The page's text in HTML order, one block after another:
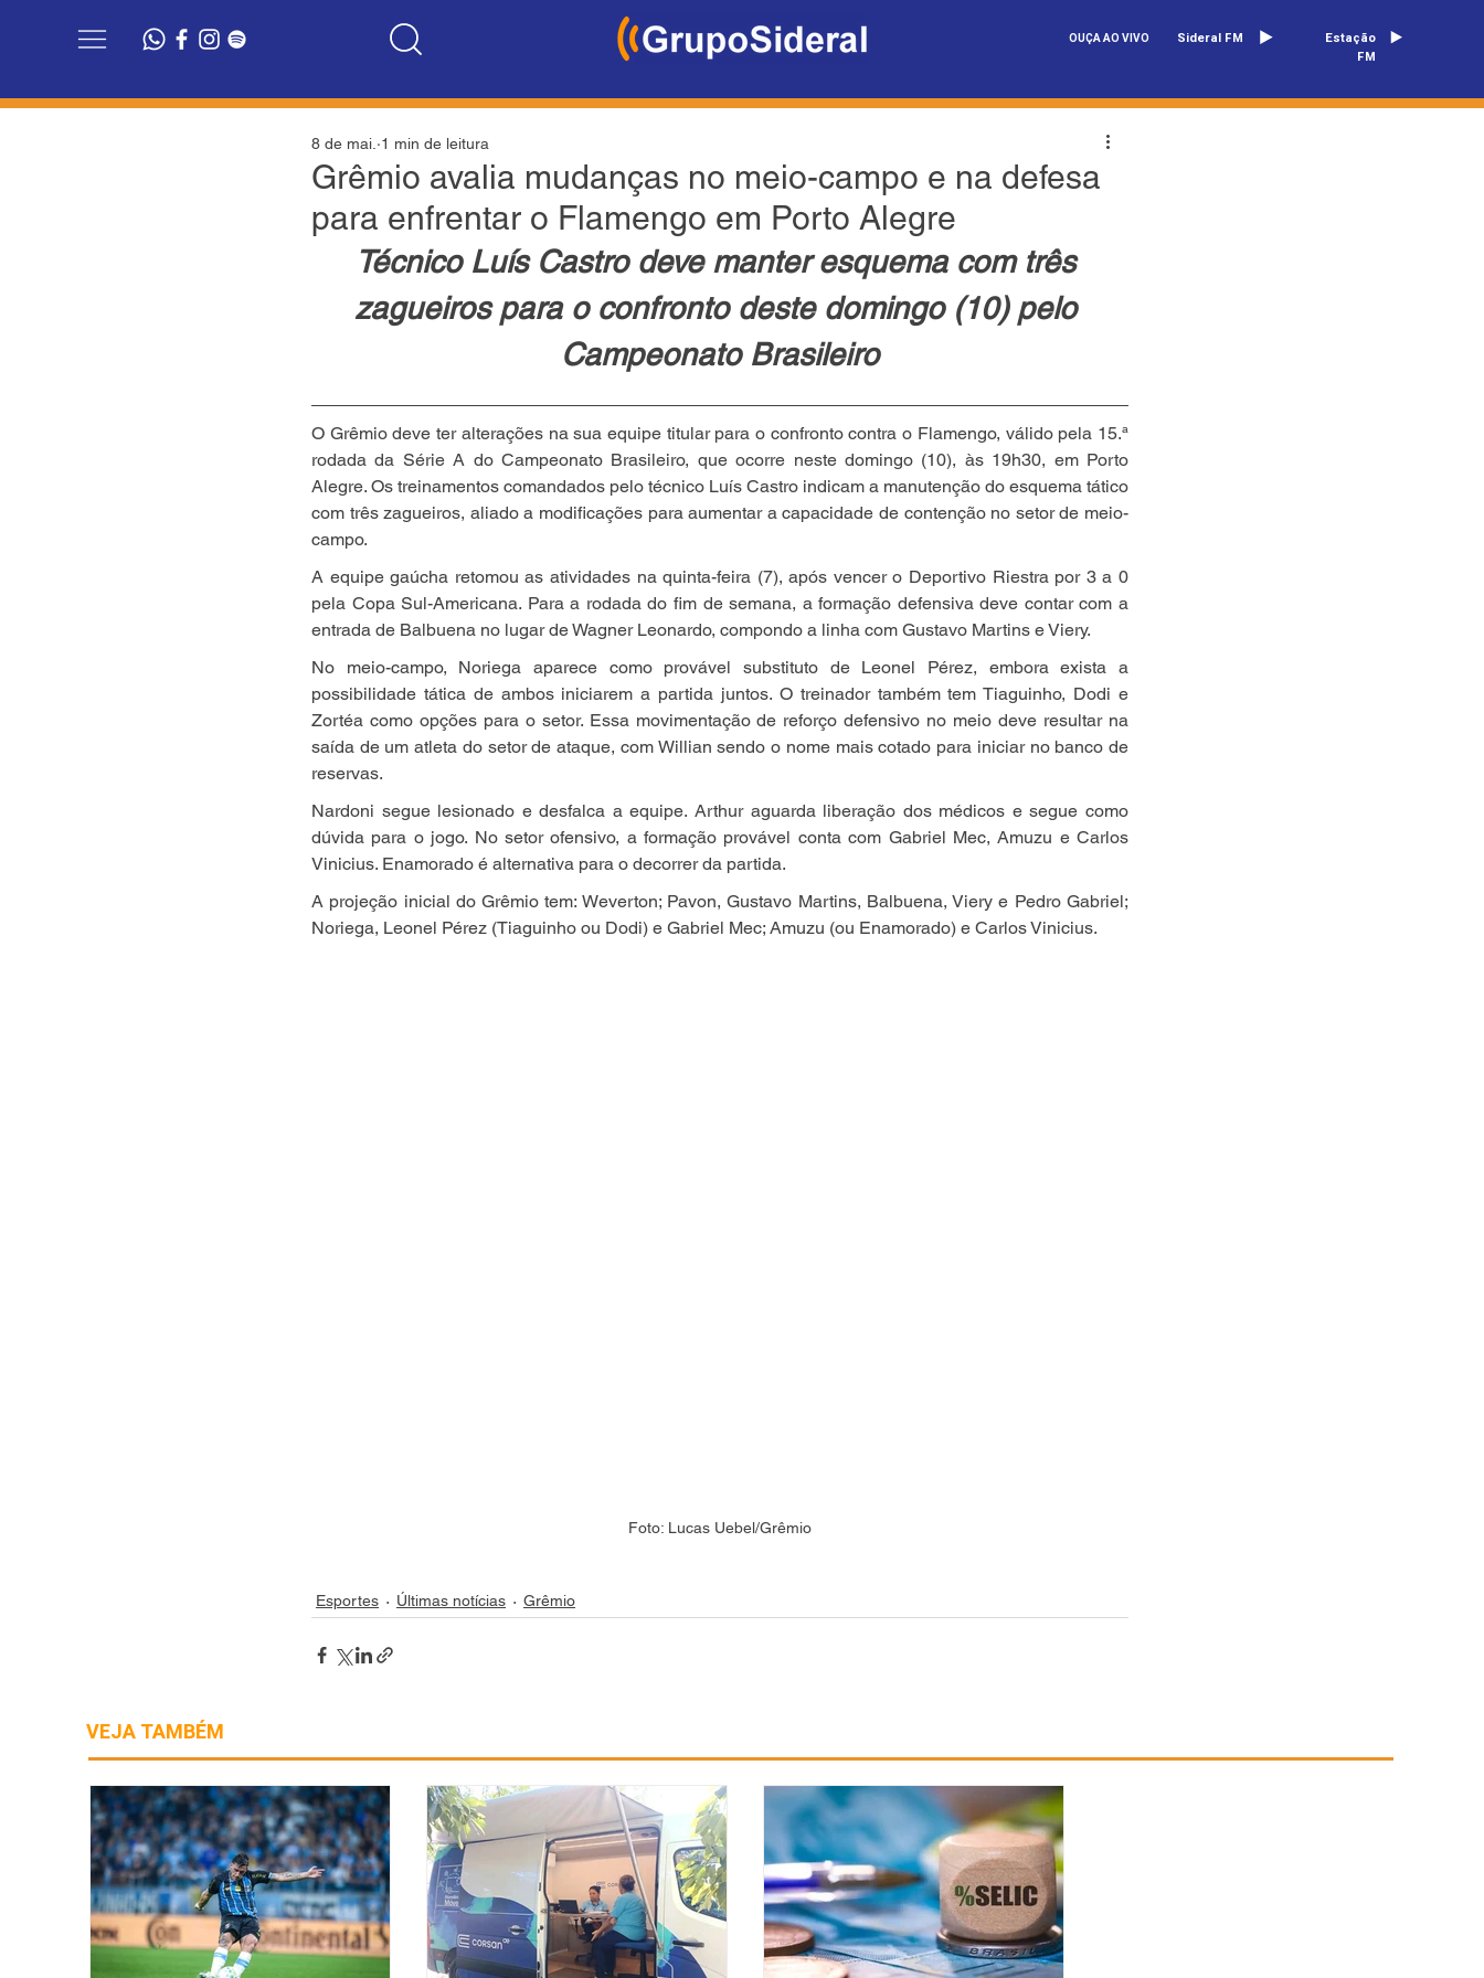
OUÇA AO VIVO Sideral FM
Estação
FM
Grêmio avalia mudanças no meio-campo e na defesa
para enfrentar o Flamengo em Porto Alegre
8 de mai. 1 min de leitura
Técnico Luís Castro deve manter esquema com três
zagueiros para o confronto deste domingo (10) pelo
Campeonato Brasileiro
O Grêmio deve ter alterações na sua equipe titular para o confronto contra o Flamengo, válido pela 15.ª
rodada da Série A do Campeonato Brasileiro, que ocorre neste domingo (10), às 19h30, em Porto
Alegre. Os treinamentos comandados pelo técnico Luís Castro indicam a manutenção do esquema tático
com três zagueiros, aliado a modificações para aumentar a capacidade de contenção no setor de meio-
campo.
A equipe gaúcha retomou as atividades na quinta-feira (7), após vencer o Deportivo Riestra por 3 a 0
pela Copa Sul-Americana. Para a rodada do fim de semana, a formação defensiva deve contar com a
entrada de Balbuena no lugar de Wagner Leonardo, compondo a linha com Gustavo Martins e Viery.
No meio-campo, Noriega aparece como provável substituto de Leonel Pérez, embora exista a
possibilidade tática de ambos iniciarem a partida juntos. O treinador também tem Tiaguinho, Dodi e
Zortéa como opções para o setor. Essa movimentação de reforço defensivo no meio deve resultar na
saída de um atleta do setor de ataque, com Willian sendo o nome mais cotado para iniciar no banco de
reservas.
Nardoni segue lesionado e desfalca a equipe. Arthur aguarda liberação dos médicos e segue como
dúvida para o jogo. No setor ofensivo, a formação provável conta com Gabriel Mec, Amuzu e Carlos
Vinicius. Enamorado é alternativa para o decorrer da partida.
A projeção inicial do Grêmio tem: Weverton; Pavon, Gustavo Martins, Balbuena, Viery e Pedro Gabriel;
Noriega, Leonel Pérez (Tiaguinho ou Dodi) e Gabriel Mec; Amuzu (ou Enamorado) e Carlos Vinicius.
Foto: Lucas Uebel/Grêmio
Esportes Últimas notícias Grêmio
VEJA TAMBÉM